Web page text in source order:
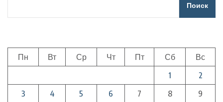
Поиск
Пн Вт Ср Чт Пт Сб
Вс
1
2
3
4 5 6 7 8
9